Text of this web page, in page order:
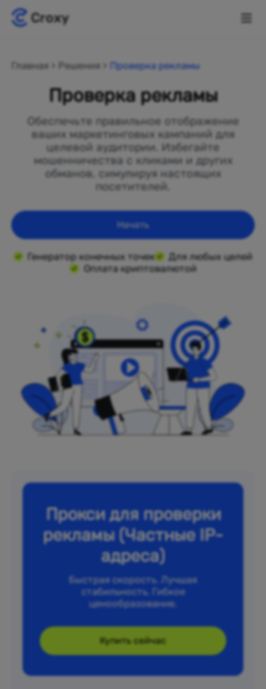
Главная Решения Проверка рекламы
Проверка рекламы
Обеспечьте правильное отображение
ваших маркетинговых кампаний для
целевой аудитории. Избегайте
мошенничества с кликами и других
обманов, симулируя настоящих
посетителей.
Начать
Генератор конечных точек
Для любых целей
Оплата криптовалютой
Прокси для проверки
рекламы (Частные IP-
адреса)
Быстрая скорость. Лучшая
стабильность. Гибкое
ценообразование.
Купить сейчас